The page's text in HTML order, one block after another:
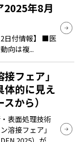
2025年8月
日付情報】 ■医
向は複...
フェア」
体的に見え
から）
表面処理技術
溶接フェア」